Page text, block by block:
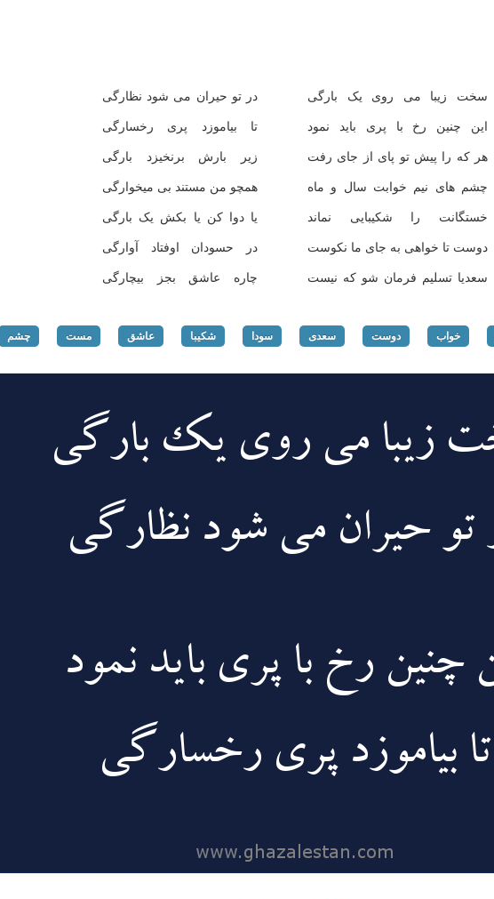
سخت زیبا می روی یک بارگی در تو حیران می شود نظارگی
این چنین رخ با پری باید نمود تا بیاموزد پری رخسارگی
هر که را پیش تو پای از جای رفت زیر بارش برنخیزد بارگی
چشم های نیم خوابت سال و ماه همچو من مستند بی میخوارگی
خستگانت را شکیبایی نماند یا دوا کن یا بکش یک بارگی
دوست تا خواهی به جای ما نکوست در حسودان اوفتاد آوارگی
سعدیا تسلیم فرمان شو که نیست چاره عاشق بجز بیچارگی
خواب دوست سعدی سودا شکیبا عاشق مست چشم